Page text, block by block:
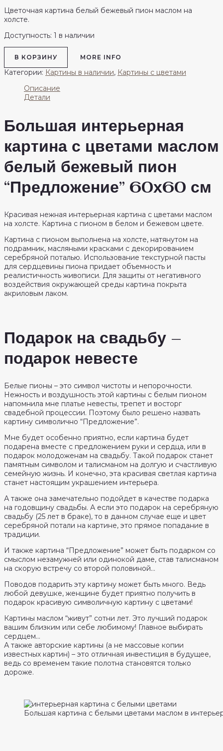
Цветочная картина белый бежевый пион маслом на
холсте.
Доступность: 1 в наличии
товара
Интерьерная
картина
цветами
пион
с
"Предложение"
60х60
см
В КОРЗИНУ MORE INFO
Категории: Картины в наличии, Картины с цветами
Описание
Детали
Большая интерьерная
картина с цветами маслом
белый бежевый пион
“Предложение” 60х60 см
Красивая нежная интерьерная картина с цветами маслом
на холсте. Картина с пионом в белом и бежевом цвете.
Картина с пионом выполнена на холсте, натянутом на
подрамник, масляными красками с декорированием
серебряной поталью. Использование текстурной пасты
для сердцевины пиона придает объемность и
реалистичность живописи. Для защиты от негативного
воздействия окружающей среды картина покрыта
акриловым лаком.
Подарок на свадьбу –
подарок невесте
Белые пионы – это символ чистоты и непорочности.
Нежность и воздушность этой картины с белым пионом
напомнила мне платье невесты, трепет и восторг
свадебной процессии. Поэтому было решено назвать
картину символично “Предложение”.
Мне будет особенно приятно, если картина будет
подарена вместе с предложением руки и сердца, или в
подарок молодоженам на свадьбу. Такой подарок станет
памятным символом и талисманом на долгую и счастливую
семейную жизнь. И конечно, эта красивая светлая картина
станет настоящим украшением интерьера.
А также она замечательно подойдет в качестве подарка
на годовщину свадьбы. А если это подарок на серебряную
свадьбу (25 лет в браке), то в данном случае еще и цвет
серебряной потали на картине, это прямое попадание в
традиции.
И также картина “Предложение” может быть подарком со
смыслом незамужней или одинокой даме, став талисманом
на скорую встречу со второй половиной…
Поводов подарить эту картину может быть много. Ведь
любой девушке, женщине будет приятно получить в
подарок красивую символичную картину с цветами!
Картины маслом “живут” сотни лет. Это лучший подарок
вашим близким или себе любимому! Главное выбирать
сердцем…
А также авторские картины (а не массовые копии
известных картин) – это отличная инвестиция в будущее,
ведь со временем такие полотна становятся только
дороже.
Большая картина с белыми цветами маслом в